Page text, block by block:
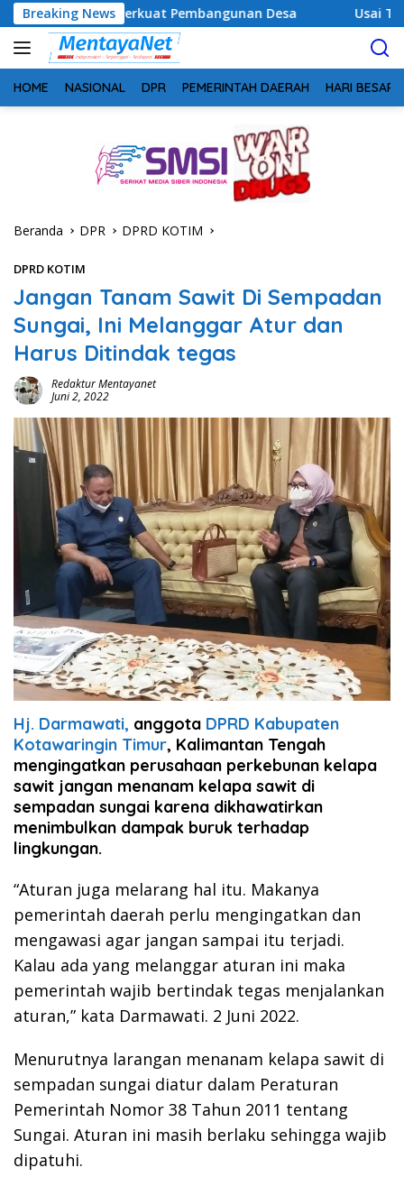
Langsung
ke
konten
Breaking News
Pembangunan Desa Usai Tahan 5
HOME NASIONAL DPR PEMERINTAH DAERAH HARI BESAR
Beranda DPR DPRD KOTIM
DPRD KOTIM
Jangan Tanam Sawit Di Sempadan
Sungai, Ini Melanggar Atur dan
Harus Ditindak tegas
Redaktur Mentayanet
Juni 2, 2022
Hj. Darmawati, anggota DPRD Kabupaten
Kotawaringin Timur, Kalimantan Tengah
mengingatkan perusahaan perkebunan kelapa
sawit jangan menanam kelapa sawit di
sempadan sungai karena dikhawatirkan
menimbulkan dampak buruk terhadap
lingkungan.
“Aturan juga melarang hal itu. Makanya
pemerintah daerah perlu mengingatkan dan
mengawasi agar jangan sampai itu terjadi.
Kalau ada yang melanggar aturan ini maka
pemerintah wajib bertindak tegas menjalankan
aturan,” kata Darmawati. 2 Juni 2022.
Menurutnya larangan menanam kelapa sawit di
sempadan sungai diatur dalam Peraturan
Pemerintah Nomor 38 Tahun 2011 tentang
Sungai. Aturan ini masih berlaku sehingga wajib
dipatuhi.